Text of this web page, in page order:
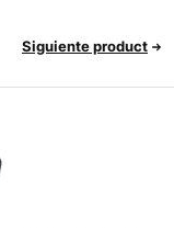
Siguiente product